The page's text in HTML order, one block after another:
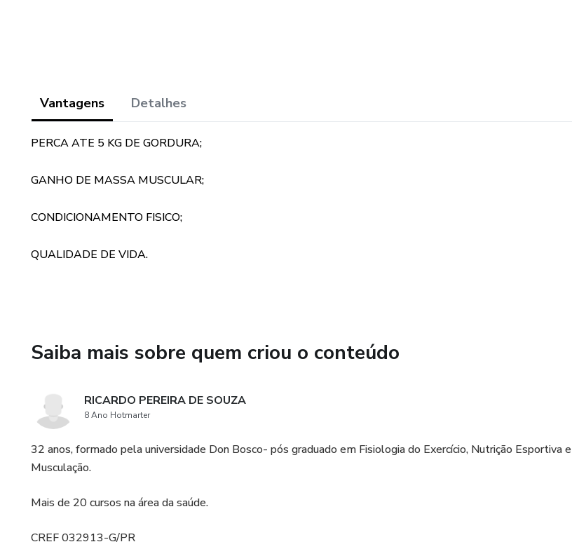
Vantagens Detalhes
PERCA ATE 5 KG DE GORDURA;
GANHO DE MASSA MUSCULAR;
CONDICIONAMENTO FISICO;
QUALIDADE DE VIDA.
Saiba mais sobre quem criou o conteúdo
RICARDO PEREIRA DE SOUZA
8 Ano Hotmarter
32 anos, formado pela universidade Don Bosco- pós graduado em Fisiologia do Exercício, Nutrição Esportiva e
Musculação.
Mais de 20 cursos na área da saúde.
CREF 032913-G/PR